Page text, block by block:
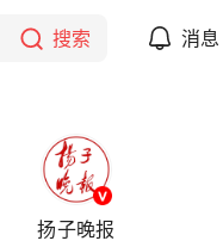
搜索 消息
扬子晚报